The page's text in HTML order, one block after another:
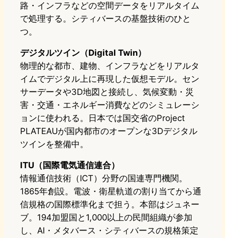
路・インフラなどの空間データをリアルタイム
で処理する。シティバースの基盤技術のひと
つ。
デジタルツイン（Digital Twin）
物理的な都市、建物、インフラなどをリアルタ
イムでデジタル上に再現した仮想モデル。セン
サーデータや3D地図と接続し、気候変動・災
害・交通・エネルギー消費などのシミュレーシ
ョンに使われる。日本では国交省のProject
PLATEAUが国内都市のオープンな3Dデジタル
ツインを整備中。
ITU（国際電気通信連合）
情報通信技術（ICT）分野の国連専門機関。
1865年創設。電波・衛星軌道の割り当てから通
信規格の国際標準化まで担う。本部はジュネー
ブ。194加盟国と1,000以上の民間組織が参加
し、AI・メタバース・シティバースの規格策定